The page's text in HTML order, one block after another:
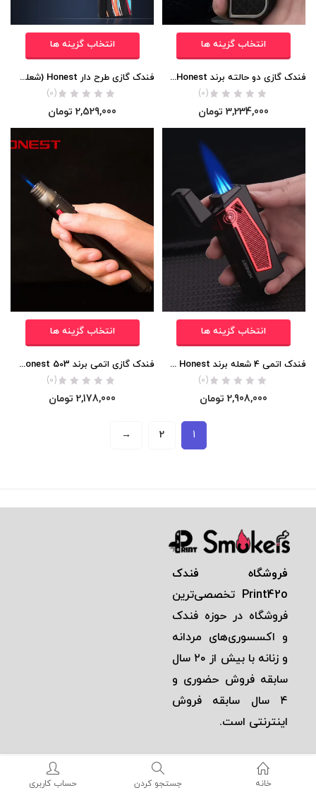
خانه جستجو کردن حساب کاربری
انتخاب گزینه ها
فندک گازی دو حالته برند Honest اورجینال
(0)
3,234,000 تومان
انتخاب گزینه ها
فندک گازی طرح دار Honest (شعله اتمی) اورجینال
(0)
2,529,000 تومان
انتخاب گزینه ها
فندک اتمی 4 شعله برند Honest (بدنه فلزی) اورجینال
(0)
2,908,000 تومان
انتخاب گزینه ها
فندک گازی اتمی برند Honest 503 (مدل مدادی) اورجینال
(0)
2,178,000 تومان
1
2
→
فروشگاه فندک
Print42o تخصصی‌ترين
فروشگاه در حوزه فندک
و اكسسوری‌های مردانه
و زنانه با بيش از ٢٠ سال
سابقه فروش حضوری و
٤ سال سابقه فروش
اينترنتی است.